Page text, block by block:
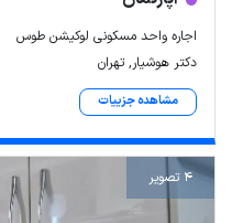
اجاره واحد مسکونی لوکیشن طوس
دکتر هوشیار, تهران
مشاهده جزییات
4 تصویر